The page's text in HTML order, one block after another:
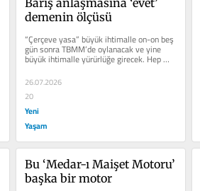
demenin ölçüsü
“Çerçeve yasa” büyük ihtimalle on-on beş
gün sonra TBMM’de oylanacak ve yine
büyük ihtimalle yürürlüğe girecek. Hep
birlikte...
26.07.2026
20
Yeni
Yaşam
Bu ‘Medar-ı Maişet Motoru’
başka bir motor